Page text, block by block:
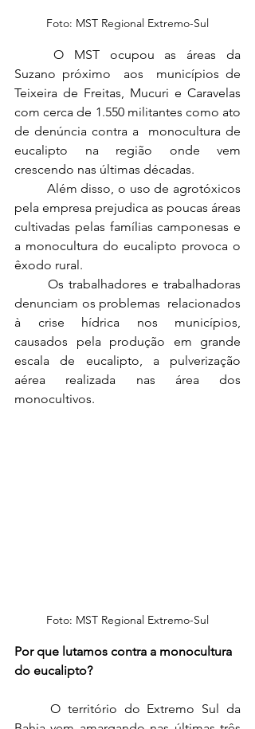
Foto: MST Regional Extremo-Sul
Suzano próximo  aos  municípios de
Teixeira de Freitas, Mucuri e Caravelas
com cerca de 1.550 militantes como ato
de denúncia contra a  monocultura de
eucalipto na região onde vem
crescendo nas últimas décadas.
pela empresa prejudica as poucas áreas
cultivadas pelas famílias camponesas e
a monocultura do eucalipto provoca o
êxodo rural.
denunciam os problemas  relacionados
à crise hídrica nos municípios,
causados pela produção em grande
escala de eucalipto, a pulverização
aérea realizada nas área dos
monocultivos.
Foto: MST Regional Extremo-Sul
Por que lutamos contra a monocultura
do eucalipto?